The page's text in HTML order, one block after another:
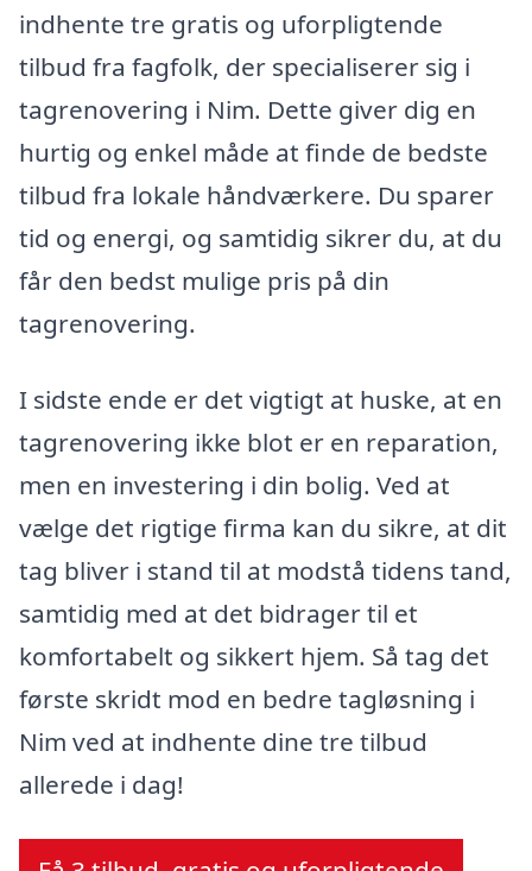
indhente tre gratis og uforpligtende
tilbud fra fagfolk, der specialiserer sig i
tagrenovering i Nim. Dette giver dig en
hurtig og enkel måde at finde de bedste
tilbud fra lokale håndværkere. Du sparer
tid og energi, og samtidig sikrer du, at du
får den bedst mulige pris på din
tagrenovering.
I sidste ende er det vigtigt at huske, at en
tagrenovering ikke blot er en reparation,
men en investering i din bolig. Ved at
vælge det rigtige firma kan du sikre, at dit
tag bliver i stand til at modstå tidens tand,
samtidig med at det bidrager til et
komfortabelt og sikkert hjem. Så tag det
første skridt mod en bedre tagløsning i
Nim ved at indhente dine tre tilbud
allerede i dag!